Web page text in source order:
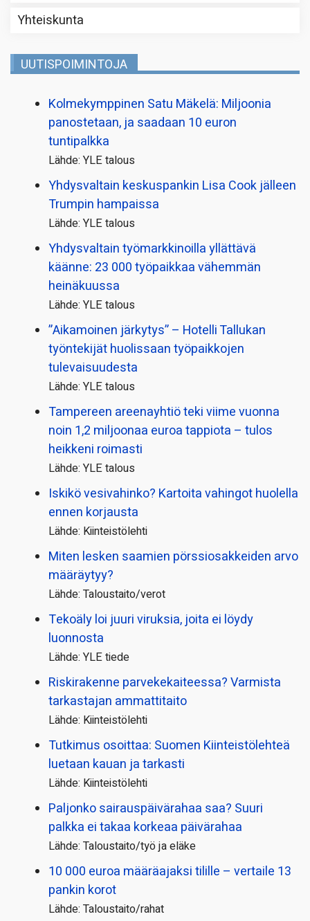
Yhteiskunta
UUTISPOIMINTOJA
Kolmekymppinen Satu Mäkelä: Miljoonia
panostetaan, ja saadaan 10 euron
tuntipalkka
Lähde: YLE talous
Yhdysvaltain keskuspankin Lisa Cook jälleen
Trumpin hampaissa
Lähde: YLE talous
Yhdysvaltain työmarkkinoilla yllättävä
käänne: 23 000 työpaikkaa vähemmän
heinäkuussa
Lähde: YLE talous
”Aikamoinen järkytys” – Hotelli Tallukan
työntekijät huolissaan työpaikkojen
tulevaisuudesta
Lähde: YLE talous
Tampereen areenayhtiö teki viime vuonna
noin 1,2 miljoonaa euroa tappiota – tulos
heikkeni roimasti
Lähde: YLE talous
Iskikö vesivahinko? Kartoita vahingot huolella
ennen korjausta
Lähde: Kiinteistölehti
Miten lesken saamien pörssi­osakkeiden arvo
määräytyy?
Lähde: Taloustaito/verot
Tekoäly loi juuri viruksia, joita ei löydy
luonnosta
Lähde: YLE tiede
Riskirakenne parvekekaiteessa? Varmista
tarkastajan ammattitaito
Lähde: Kiinteistölehti
Tutkimus osoittaa: Suomen Kiinteistölehteä
luetaan kauan ja tarkasti
Lähde: Kiinteistölehti
Paljonko sairauspäivä­rahaa saa? Suuri
palkka ei takaa korkeaa päivärahaa
Lähde: Taloustaito/työ ja eläke
10 000 euroa määräajaksi tilille – vertaile 13
pankin korot
Lähde: Taloustaito/rahat